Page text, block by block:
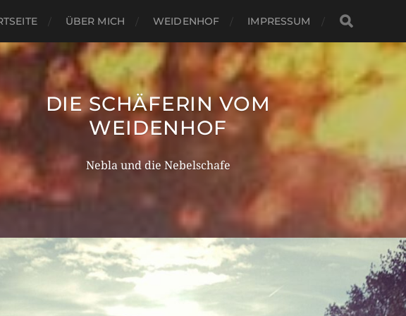
ÜBER MICH WEIDENHOF IMPRESSUM
DIE SCHÄFERIN VOM
WEIDENHOF
Nebla und die Nebelschafe